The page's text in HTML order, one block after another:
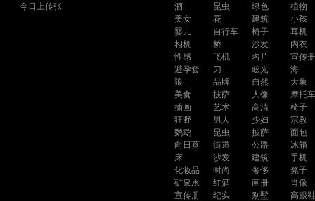
今日上传张
酒
昆虫 绿色
植物
美女
花 建筑
小孩
婴儿
自行车 椅子
耳机
相机
桥 沙发
内衣
性感
飞机 名片
宣传册
避孕套
刀 眩光
海
狼
品牌 自然
大象
美食
披萨 人像
摩托车
插画
艺术 高清
椅子
狂野
男人 少妇
宗教
鹦鹉
昆虫 披萨
面包
向日葵
街道 公路
冰箱
床
沙发 建筑
手机
化妆品
时尚 奢侈
凳子
矿泉水
红酒 画册
肖像
宣传册
纪实 别墅
高跟鞋